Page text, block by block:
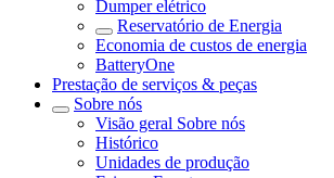
Dumper elétrico
Reservatório de Energia
Economia de custos de energia
BatteryOne
Prestação de serviços & peças
Sobre nós
Visão geral Sobre nós
Histórico
Unidades de produção